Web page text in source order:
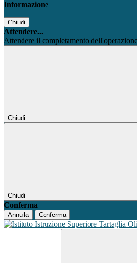
Informazione
Chiudi
Attendere...
Attendere il completamento
Chiudi
Chiudi
Conferma
Annulla Conferma